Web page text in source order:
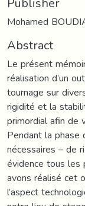
Mohamed
Abstract
Le présent
réalisation d’un
tournage sur
rigidité et la
primordial afin de
Pendant la
nécessaires – de
évidence tous les
avons réalisé cet
l’aspect